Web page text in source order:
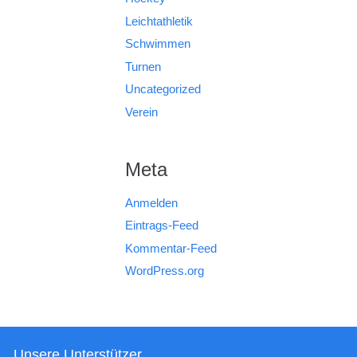
Leichtathletik
Schwimmen
Turnen
Uncategorized
Verein
Meta
Anmelden
Eintrags-Feed
Kommentar-Feed
WordPress.org